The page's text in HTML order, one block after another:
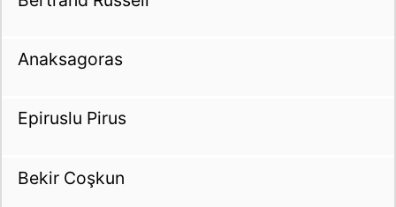
Anaksagoras
Epiruslu Pirus
Bekir Coşkun